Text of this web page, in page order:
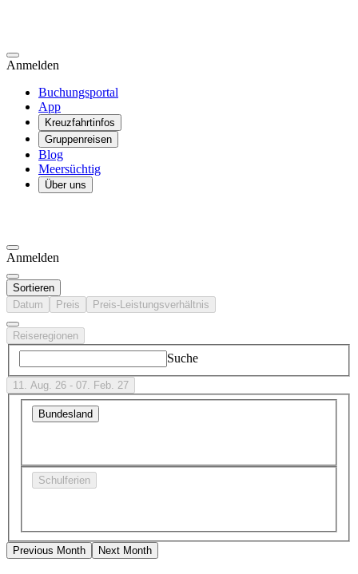
Anmelden
Buchungsportal
App
Kreuzfahrtinfos
Gruppenreisen
Blog
Meersüchtig
Über uns
Anmelden
Sortieren
Datum
Preis Preis-Leistungsverhältnis
Reiseregionen
Suche
11. Aug. 26 - 07. Feb. 27
Bundesland
Schulferien
Previous Month Next Month